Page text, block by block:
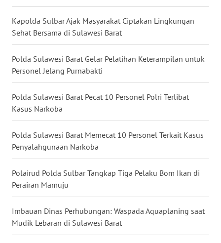
Kapolda Sulbar Ajak Masyarakat Ciptakan Lingkungan
Sehat Bersama di Sulawesi Barat
Polda Sulawesi Barat Gelar Pelatihan Keterampilan untuk
Personel Jelang Purnabakti
Polda Sulawesi Barat Pecat 10 Personel Polri Terlibat
Kasus Narkoba
Polda Sulawesi Barat Memecat 10 Personel Terkait Kasus
Penyalahgunaan Narkoba
Polairud Polda Sulbar Tangkap Tiga Pelaku Bom Ikan di
Perairan Mamuju
Imbauan Dinas Perhubungan: Waspada Aquaplaning saat
Mudik Lebaran di Sulawesi Barat
WN
KALBAR
WN
KALTENG
WN
KALSEL
KALTIM
SULSEL